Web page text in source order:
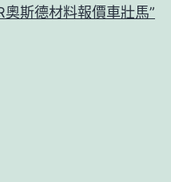
奧斯德材料報價車壯馬”